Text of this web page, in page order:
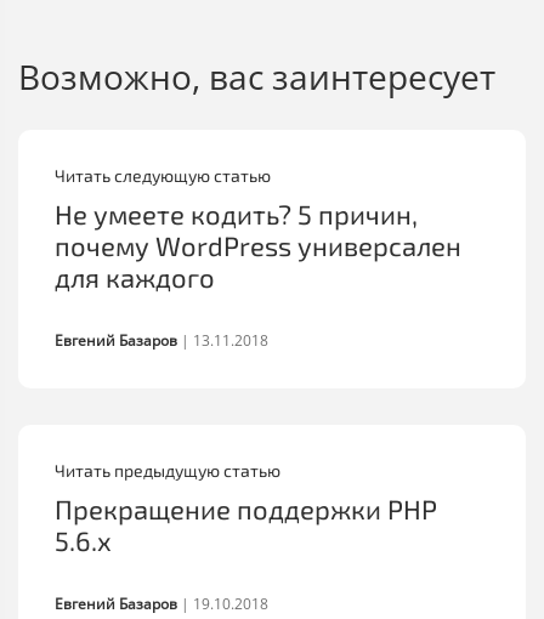
Возможно, вас заинтересует
Читать предыдущую статью
Прекращение поддержки PHP
5.6.x
Евгений Базаров | 19.10.2018
Читать следующую статью
Не умеете кодить? 5 причин,
почему WordPress универсален
для каждого
Евгений Базаров | 13.11.2018